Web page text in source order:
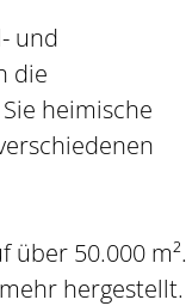
und
die
heimische
über 50.000 m².
hergestellt.